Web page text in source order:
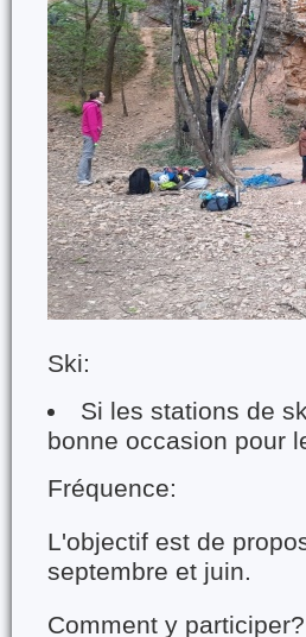
Ski:
Si les stations de
bonne occasion pour
Fréquence:
L'objectif est de
septembre et juin.
Comment y participer?